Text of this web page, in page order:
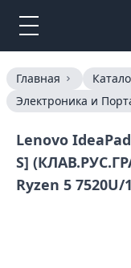
Главная
Электроника и
Lenovo
S]
Ryzen 5 7520U/